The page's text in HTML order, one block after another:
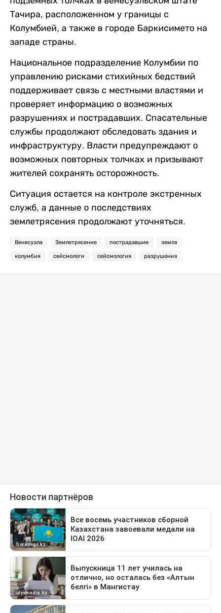
Тачира, расположенном у границы с
Колумбией, а также в городе Баркисимето на
западе страны.
Национальное подразделение Колумбии по
управлению рисками стихийных бедствий
поддерживает связь с местными властями и
проверяет информацию о возможных
разрушениях и пострадавших. Спасательные
службы продолжают обследовать здания и
инфраструктуру. Власти предупреждают о
возможных повторных толчках и призывают
жителей сохранять осторожность.
Ситуация остается на контроле экстренных
служб, а данные о последствиях
землетрясения продолжают уточняться.
Венесуэла Землетрясение пострадавшие земля
колумбия сейсмологи сейсмология разрушения